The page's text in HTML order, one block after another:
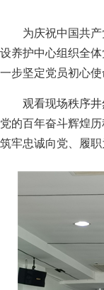
为庆祝中国共
设养护中心组织全
一步坚定党员初心使
观看现场秩序
党的百年奋斗辉煌
筑牢忠诚向党、履职